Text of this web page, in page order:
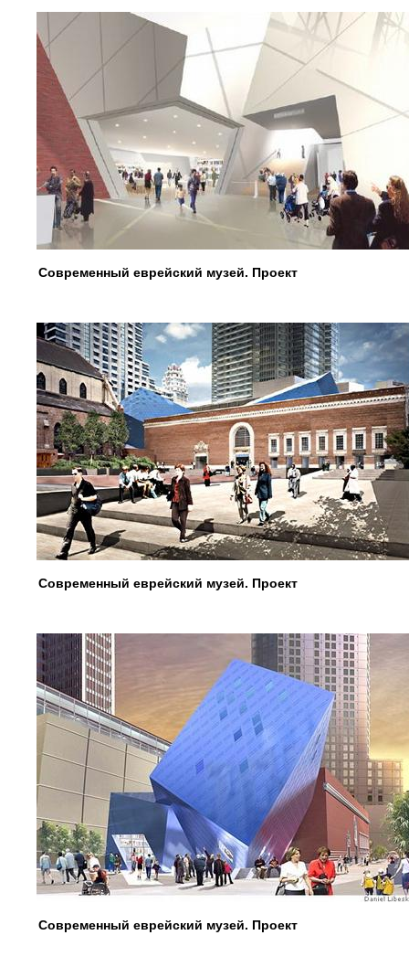
Современный еврейский музей. Проект
Современный еврейский музей. Проект
Современный еврейский музей. Проект